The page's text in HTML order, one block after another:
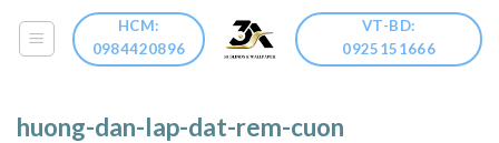
HCM:
0984420896
VT-BD:
0925151666
huong-dan-lap-dat-rem-cuon